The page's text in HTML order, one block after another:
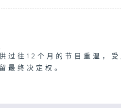
过往12个月的节目重温，
最终决定权。